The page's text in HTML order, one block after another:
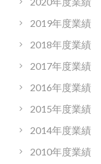
2019年度業績
2018年度業績
2017年度業績
2016年度業績
2015年度業績
2014年度業績
2010年度業績